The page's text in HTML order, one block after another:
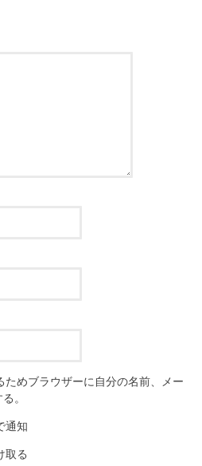
ためブラウザーに自分の名前、メー
。
通知
取る